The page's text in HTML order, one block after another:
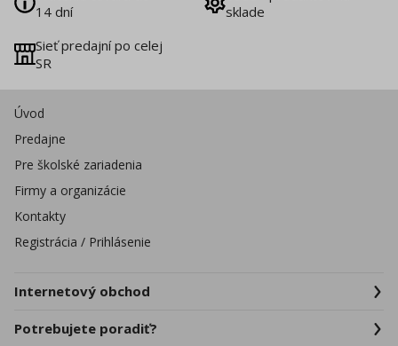
14 dní
sklade
Sieť predajní po celej
SR
Úvod
Predajne
Pre školské zariadenia
Firmy a organizácie
Kontakty
Registrácia / Prihlásenie
Internetový obchod
Potrebujete poradiť?